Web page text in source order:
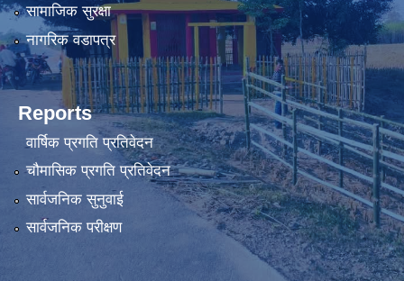
सामाजिक सुरक्षा
नागरिक वडापत्र
Reports
वार्षिक प्रगति प्रतिवेदन
चौमासिक प्रगति प्रतिवेदन
सार्वजनिक सुनुवाई
सार्वजनिक परीक्षण